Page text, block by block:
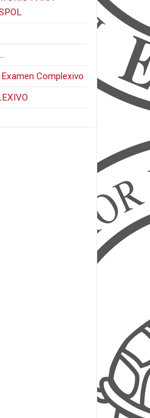
Complexivo